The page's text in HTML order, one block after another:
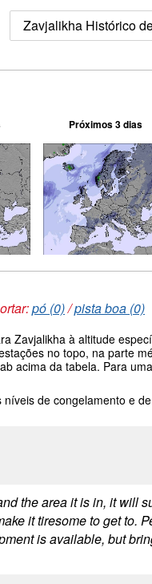
Zavjalikha Histórico
Próximos 3 dias
pó (0)/pista boa (0)
Zavjalikha à altitude
no topo, na parte
acima da tabela. Para
de congelamento e
the area it is in, it will
it tiresome to get to.
is available, but